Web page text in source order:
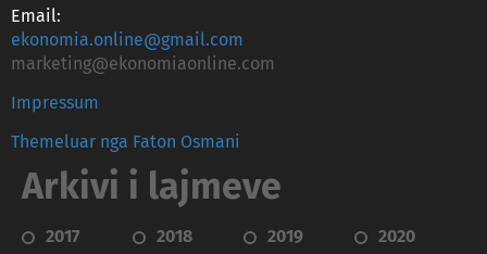
Email:
ekonomia.online@gmail.com
marketing@ekonomiaonline.com
Impressum
Themeluar nga Faton Osmani
Arkivi i lajmeve
2017 2018 2019
2020